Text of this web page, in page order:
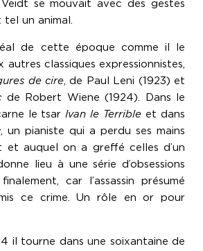
se mouvait avec des gestes
tel un animal.
de cette époque comme il le
autres classiques expressionnistes,
de cire, de Paul Leni (1923) et
de Robert Wiene (1924). Dans le
le tsarIvan le Terrible et dans
, un pianiste qui a perdu ses mains
et auquel on a greffé celles d’un
lieu à une série d’obsessions
car l’assassin présumé
ce crime. Un rôle en or pour
il tourne dans une soixantaine de